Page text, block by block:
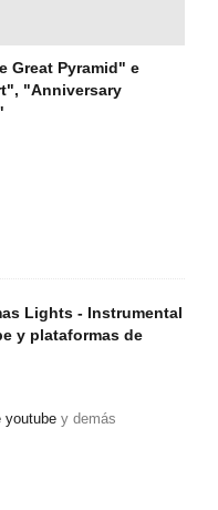
Great Pyramid" e
"Anniversary
Lights - Instrumental
y plataformas de
youtube y demás